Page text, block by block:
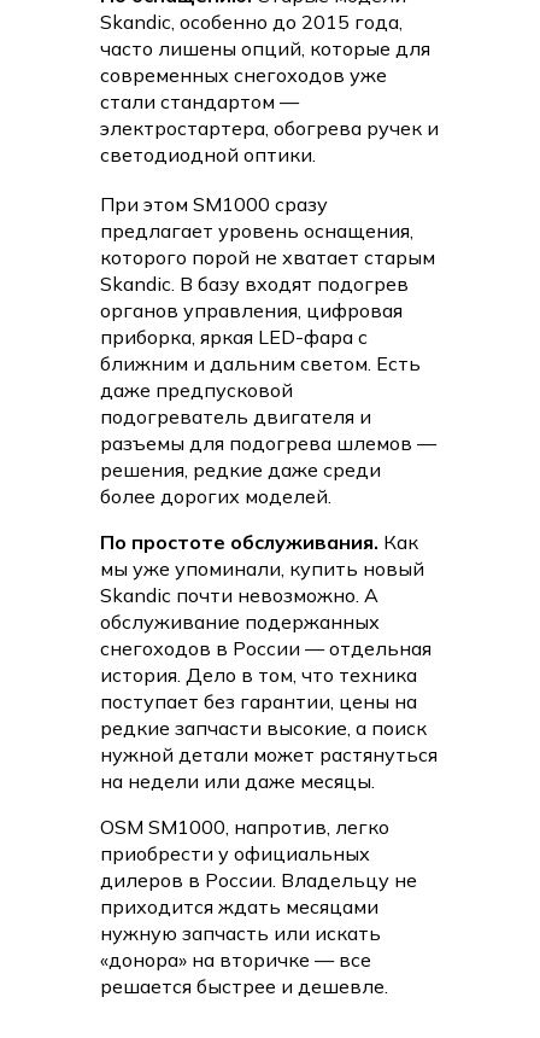
Skandic, особенно до 2015 года,
часто лишены опций, которые для
современных снегоходов уже
стали стандартом —
электростартера, обогрева ручек и
светодиодной оптики.
При этом SM1000 сразу
предлагает уровень оснащения,
которого порой не хватает старым
Skandic. В базу входят подогрев
органов управления, цифровая
приборка, яркая LED-фара с
ближним и дальним светом. Есть
даже предпусковой
подогреватель двигателя и
разъемы для подогрева шлемов —
решения, редкие даже среди
более дорогих моделей.
По простоте обслуживания. Как
мы уже упоминали, купить новый
Skandic почти невозможно. А
обслуживание подержанных
снегоходов в России — отдельная
история. Дело в том, что техника
поступает без гарантии, цены на
редкие запчасти высокие, а поиск
нужной детали может растянуться
на недели или даже месяцы.
OSM SM1000, напротив, легко
приобрести у официальных
дилеров в России. Владельцу не
приходится ждать месяцами
нужную запчасть или искать
«донора» на вторичке — все
решается быстрее и дешевле.